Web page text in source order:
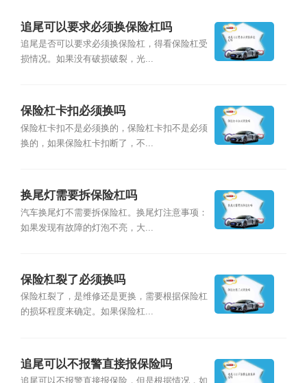
追尾可以要求必须换保险杠吗
追尾是否可以要求必须换保险杠，得看保险杠受
损情况。如果没有破损破裂，光...
保险杠卡扣必须换吗
保险杠卡扣不是必须换的，保险杠卡扣不是必须
换的，如果保险杠卡扣断了，不...
换尾灯需要拆保险杠吗
汽车换尾灯不需要拆保险杠。换尾灯注意事项：
如果发现有故障的灯泡不亮，大...
保险杠裂了必须换吗
保险杠裂了，是维修还是更换，需要根据保险杠
的损坏程度来确定。如果保险杠...
追尾可以不报警直接报保险吗
追尾可以不报警直接报保险，但是根据情况，如